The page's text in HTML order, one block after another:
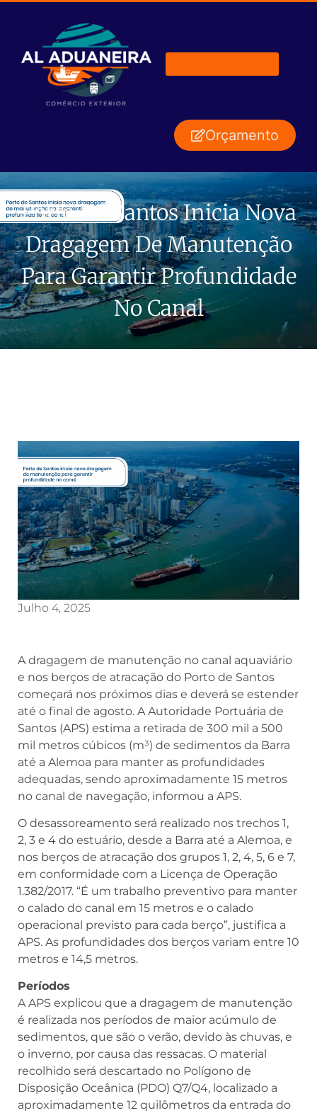
Orçamento
Porto De Santos Inicia Nova
Dragagem De Manutenção
Para Garantir Profundidade
No Canal
Julho 4, 2025
A dragagem de manutenção no canal aquaviário
e nos berços de atracação do Porto de Santos
começará nos próximos dias e deverá se estender
até o final de agosto. A Autoridade Portuária de
Santos (APS) estima a retirada de 300 mil a 500
mil metros cúbicos (m³) de sedimentos da Barra
até a Alemoa para manter as profundidades
adequadas, sendo aproximadamente 15 metros
no canal de navegação, informou a APS.
O desassoreamento será realizado nos trechos 1,
2, 3 e 4 do estuário, desde a Barra até a Alemoa, e
nos berços de atracação dos grupos 1, 2, 4, 5, 6 e 7,
em conformidade com a Licença de Operação
1.382/2017. “É um trabalho preventivo para manter
o calado do canal em 15 metros e o calado
operacional previsto para cada berço”, justifica a
APS. As profundidades dos berços variam entre 10
metros e 14,5 metros.
Períodos
A APS explicou que a dragagem de manutenção
é realizada nos períodos de maior acúmulo de
sedimentos, que são o verão, devido às chuvas, e
o inverno, por causa das ressacas. O material
recolhido será descartado no Polígono de
Disposição Oceânica (PDO) Q7/Q4, localizado a
aproximadamente 12 quilômetros da entrada do